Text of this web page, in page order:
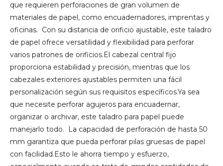
que requieren perforaciones de gran volumen de
materiales de papel, como encuadernadores, imprentas y
oficinas. Con su distancia de orificio ajustable, este taladro
de papel ofrece versatilidad y flexibilidad para perforar
varios patrones de orificios.El cabezal central fijo
proporciona estabilidad y precisión, mientras que los
cabezales exteriores ajustables permiten una fácil
personalización según sus requisitos específicos.Ya sea
que necesite perforar agujeros para encuadernar,
organizar o archivar, este taladro para papel puede
manejarlo todo. La capacidad de perforación de hasta 50
mm garantiza que pueda perforar pilas gruesas de papel
con facilidad.Esto le ahorra tiempo y esfuerzo,